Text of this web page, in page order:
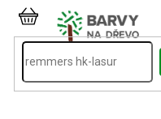
Přejít
obsahNÁKUPNÍ
KOŠÍK